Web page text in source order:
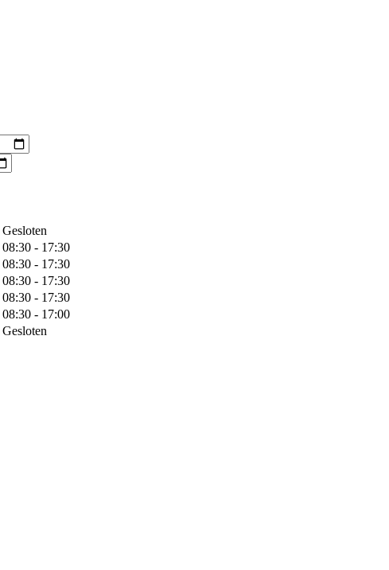
Gesloten
08:30 - 17:30
08:30 - 17:30
08:30 - 17:30
08:30 - 17:30
08:30 - 17:00
Gesloten